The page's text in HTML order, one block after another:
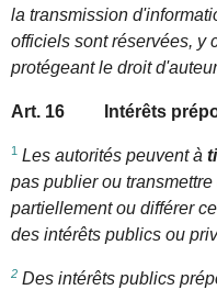
la transmission
officiels sont réservées, y
protégeant le droit
Art. 16 Intérêts
1 Les autorités peuvent à
pas publier ou
partiellement ou différer
des intérêts publics ou
2 Des intérêts publics